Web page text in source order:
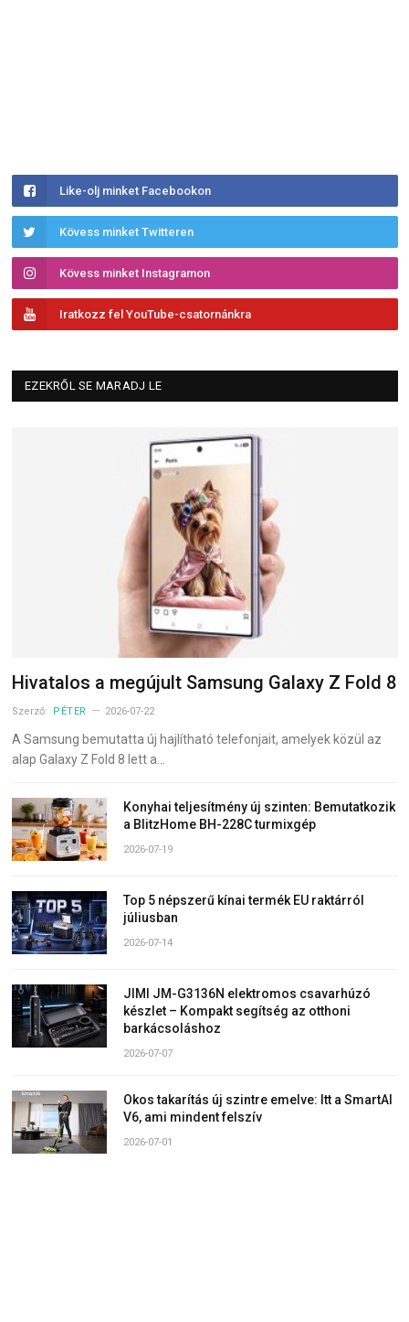
Like-olj minket Facebookon
Kövess minket Twitteren
Kövess minket Instagramon
Iratkozz fel YouTube-csatornánkra
EZEKRŐL SE MARADJ LE
Hivatalos a megújult Samsung Galaxy Z Fold 8
Szerző: PÉTER 2026-07-22
A Samsung bemutatta új hajlítható telefonjait, amelyek közül az
alap Galaxy Z Fold 8 lett a…
Konyhai teljesítmény új szinten: Bemutatkozik
a BlitzHome BH-228C turmixgép
2026-07-19
Top 5 népszerű kínai termék EU raktárról
júliusban
2026-07-14
JIMI JM-G3136N elektromos csavarhúzó
készlet – Kompakt segítség az otthoni
barkácsoláshoz
2026-07-07
Okos takarítás új szintre emelve: Itt a SmartAI
V6, ami mindent felszív
2026-07-01